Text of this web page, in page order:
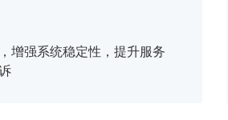
增强系统稳定性，提升服务